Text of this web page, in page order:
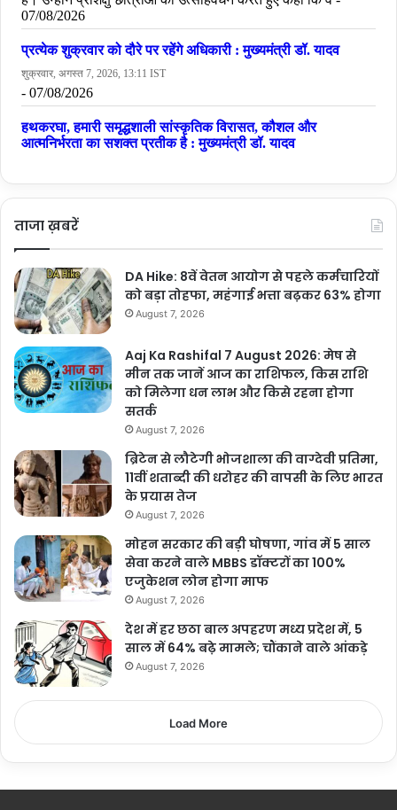
ताजा ख़बरें
DA Hike: 8वें वेतन आयोग से पहले कर्मचारियों
को बड़ा तोहफा, महंगाई भत्ता बढ़कर 63% होगा
August 7, 2026
Aaj Ka Rashifal 7 August 2026: मेष से
मीन तक जानें आज का राशिफल, किस राशि
को मिलेगा धन लाभ और किसे रहना होगा
सतर्क
August 7, 2026
ब्रिटेन से लौटेगी भोजशाला की वाग्देवी प्रतिमा,
11वीं शताब्दी की धरोहर की वापसी के लिए भारत
के प्रयास तेज
August 7, 2026
मोहन सरकार की बड़ी घोषणा, गांव में 5 साल
सेवा करने वाले MBBS डॉक्टरों का 100%
एजुकेशन लोन होगा माफ
August 7, 2026
देश में हर छठा बाल अपहरण मध्य प्रदेश में, 5
साल में 64% बढ़े मामले; चौंकाने वाले आंकड़े
August 7, 2026
Load More